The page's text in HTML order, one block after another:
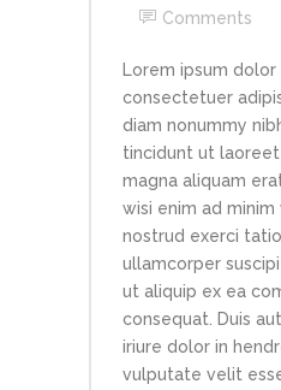
Comments
Lorem ipsum dolor
consectetuer
diam nonummy
tincidunt ut
magna aliquam
wisi enim ad minim
nostrud exerci
ullamcorper
ut aliquip ex ea
consequat. Duis
iriure dolor in
vulputate velit